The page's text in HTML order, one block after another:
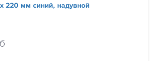
220 мм синий, надувной